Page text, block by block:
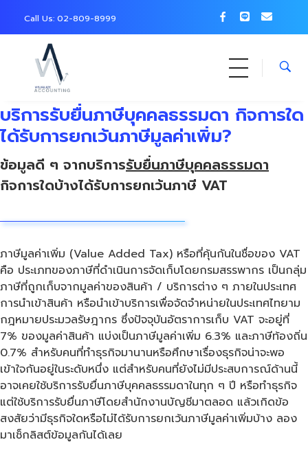
Call Us: 02-809-8999
บริการรับยื่นภาษีบุคคลธรรมดา กิจการใด
ได้รับการยกเว้นภาษีมูลค่าเพิ่ม?
ข้อมูลดี ๆ จากบริการรับยื่นภาษีบุคคลธรรมดา
กิจการใดบ้างได้รับการยกเว้นภาษี VAT
ภาษีมูลค่าเพิ่ม (Value Added Tax) หรือที่คุ้นกันในชื่อของ VAT
คือ ประเภทของภาษีที่ดำเนินการจัดเก็บโดยกรมสรรพากร เป็นกลุ่ม
ภาษีที่ถูกเก็บจากมูลค่าของสินค้า / บริการต่าง ๆ ภายในประเทศ
การนำเข้าสินค้า หรือนำเข้าบริการเพื่อจัดจำหน่ายในประเทศไทยาม
กฎหมายประมวลรัษฎากร ซึ่งปัจจุบันอัตราการเก็บ VAT จะอยู่ที่
7% ของมูลค่าสินค้า แบ่งเป็นภาษีมูลค่าเพิ่ม 6.3% และภาษีท้องถิ่น
0.7% สำหรับคนที่ทำธุรกิจมานานหรือศึกษาเรื่องธุรกิจน่าจะพอ
เข้าใจกันอยู่ในระดับหนึ่ง แต่สำหรับคนที่ยังไม่มีประสบการณ์ด้านนี้
อาจเคยใช้บริการรับยื่นภาษีบุคคลธรรมดาในทุก ๆ ปี หรือทำธุรกิจ
แต่ใช้บริการรับยื่นภาษีโดยสำนักงานบัญชีมาตลอด แล้วเกิดข้อ
สงสัยว่ามีธุรกิจใดหรือไม่ได้รับการยกเว้นภาษีมูลค่าเพิ่มบ้าง ลอง
มาเช็กลิสต์ข้อมูลกันได้เลย